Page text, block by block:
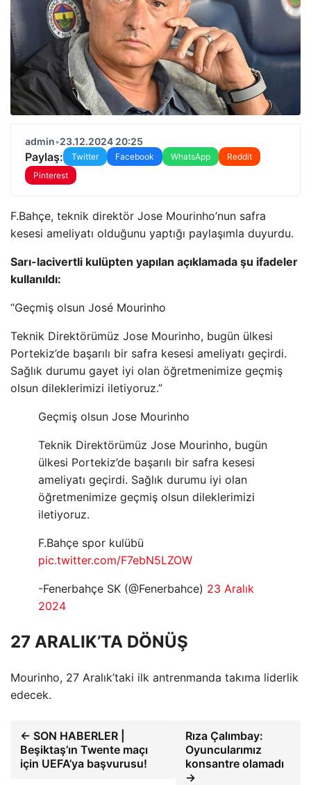
admin•23.12.2024 20:25
Paylaş: Twitter Facebook WhatsApp
Reddit
Pinterest
F.Bahçe, teknik direktör Jose Mourinho’nun safra
kesesi ameliyatı olduğunu yaptığı paylaşımla duyurdu.
Sarı-lacivertli kulüpten yapılan açıklamada şu ifadeler
kullanıldı:
“Geçmiş olsun José Mourinho
Teknik Direktörümüz Jose Mourinho, bugün ülkesi
Portekiz’de başarılı bir safra kesesi ameliyatı geçirdi.
Sağlık durumu gayet iyi olan öğretmenimize geçmiş
olsun dileklerimizi iletiyoruz.”
Geçmiş olsun Jose Mourinho
Teknik Direktörümüz Jose Mourinho, bugün
ülkesi Portekiz’de başarılı bir safra kesesi
ameliyatı geçirdi. Sağlık durumu iyi olan
öğretmenimize geçmiş olsun dileklerimizi
iletiyoruz.
F.Bahçe spor kulübü
pic.twitter.com/F7ebN5LZOW
-Fenerbahçe SK (@Fenerbahce) 23 Aralık
2024
27 ARALIK’TA DÖNÜŞ
Mourinho, 27 Aralık’taki ilk antrenmanda takıma liderlik
edecek.
← SON HABERLER |
Beşiktaş’ın Twente maçı
için UEFA’ya başvurusu!
Rıza Çalımbay:
Oyuncularımız
konsantre olamadı
→